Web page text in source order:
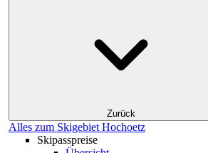
Zurück
Alles zum Skigebiet Hochoetz
Skipasspreise